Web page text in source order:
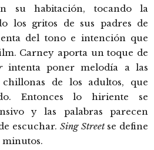
su habitación, tocando la
los gritos de sus padres de
del tono e intención que
Carney aporta un toque de
intenta poner melodía a las
de los adultos, que
Entonces lo hiriente se
y las palabras parecen
escuchar. Sing Streetse define
minutos.